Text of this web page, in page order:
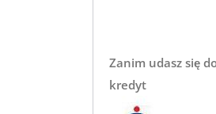
Zanim udasz się
kredyt